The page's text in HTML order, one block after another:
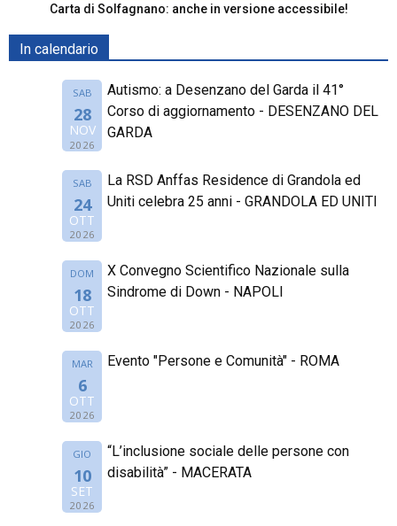
Carta di Solfagnano: anche in versione accessibile!
In calendario
SAB
28
NOV
2026
Autismo: a Desenzano del Garda il 41°
Corso di aggiornamento - DESENZANO DEL
GARDA
SAB
24
OTT
2026
La RSD Anffas Residence di Grandola ed
Uniti celebra 25 anni - GRANDOLA ED UNITI
DOM
18
OTT
2026
X Convegno Scientifico Nazionale sulla
Sindrome di Down - NAPOLI
MAR
6
OTT
2026
Evento "Persone e Comunità" - ROMA
GIO
10
SET
2026
“L’inclusione sociale delle persone con
disabilità” - MACERATA